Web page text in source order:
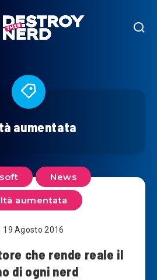
aumentata
News
aumentata
19 Agosto 2016
che rende reale il
di ogni nerd